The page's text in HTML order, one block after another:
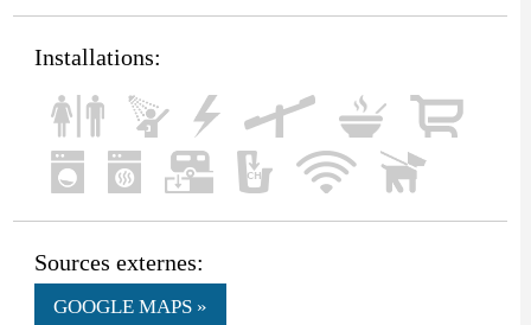
Installations:
Sources externes:
GOOGLE MAPS »